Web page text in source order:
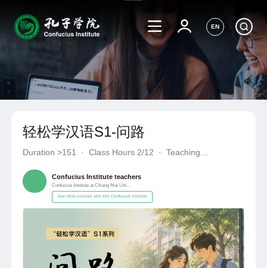
EN
轻松学汉语S1-问路
Duration>151 · Class Hours 2/12 ·
Teaching
Confucius Institute teachers
Confucius Institute at Chiang Mai University
See other courses with this Confucius Institute